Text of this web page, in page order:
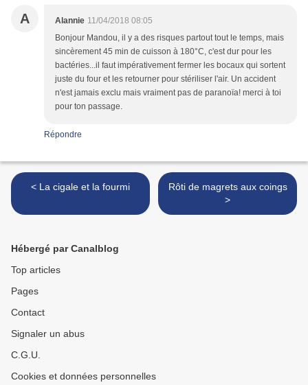
A Alannie 11/04/2018 08:05
Bonjour Mandou, il y a des risques partout tout le temps, mais
sincèrement 45 min de cuisson à 180°C, c'est dur pour les
bactéries...il faut impérativement fermer les bocaux qui sortent
juste du four et les retourner pour stériliser l'air. Un accident
n'est jamais exclu mais vraiment pas de paranoïa! merci à toi
pour ton passage.
Répondre
< La cigale et la fourmi
Rôti de magrets aux coings
>
Hébergé par Canalblog
Top articles
Pages
Contact
Signaler un abus
C.G.U.
Cookies et données personnelles